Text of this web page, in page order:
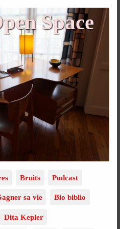
Space
Bruits Podcast
sa vie Bio biblio
Dita Kepler